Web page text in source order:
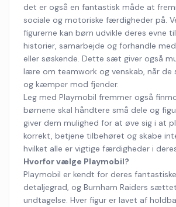
det er også en fantastisk måde at
sociale og motoriske færdigheder på.
figurerne kan børn udvikle deres evne
historier, samarbejde og forhandle
eller søskende. Dette sæt giver også
lære om teamwork og venskab, når de
og kæmper mod fjender.
Leg med Playmobil fremmer også
børnene skal håndtere små dele og
giver dem mulighed for at øve sig i at
korrekt, betjene tilbehøret og skabe
hvilket alle er vigtige færdigheder i
Hvorfor vælge Playmobil?
Playmobil er kendt for deres
detaljegrad, og Burnham Raiders
undtagelse. Hver figur er lavet af